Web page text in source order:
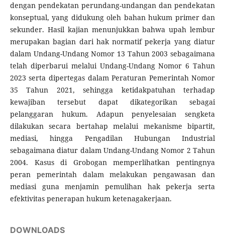
dengan pendekatan perundang-undangan dan pendekatan
konseptual, yang didukung oleh bahan hukum primer dan
sekunder. Hasil kajian menunjukkan bahwa upah lembur
merupakan bagian dari hak normatif pekerja yang diatur
dalam Undang-Undang Nomor 13 Tahun 2003 sebagaimana
telah diperbarui melalui Undang-Undang Nomor 6 Tahun
2023 serta dipertegas dalam Peraturan Pemerintah Nomor
35 Tahun 2021, sehingga ketidakpatuhan terhadap
kewajiban tersebut dapat dikategorikan sebagai
pelanggaran hukum. Adapun penyelesaian sengketa
dilakukan secara bertahap melalui mekanisme bipartit,
mediasi, hingga Pengadilan Hubungan Industrial
sebagaimana diatur dalam Undang-Undang Nomor 2 Tahun
2004. Kasus di Grobogan memperlihatkan pentingnya
peran pemerintah dalam melakukan pengawasan dan
mediasi guna menjamin pemulihan hak pekerja serta
efektivitas penerapan hukum ketenagakerjaan.
DOWNLOADS